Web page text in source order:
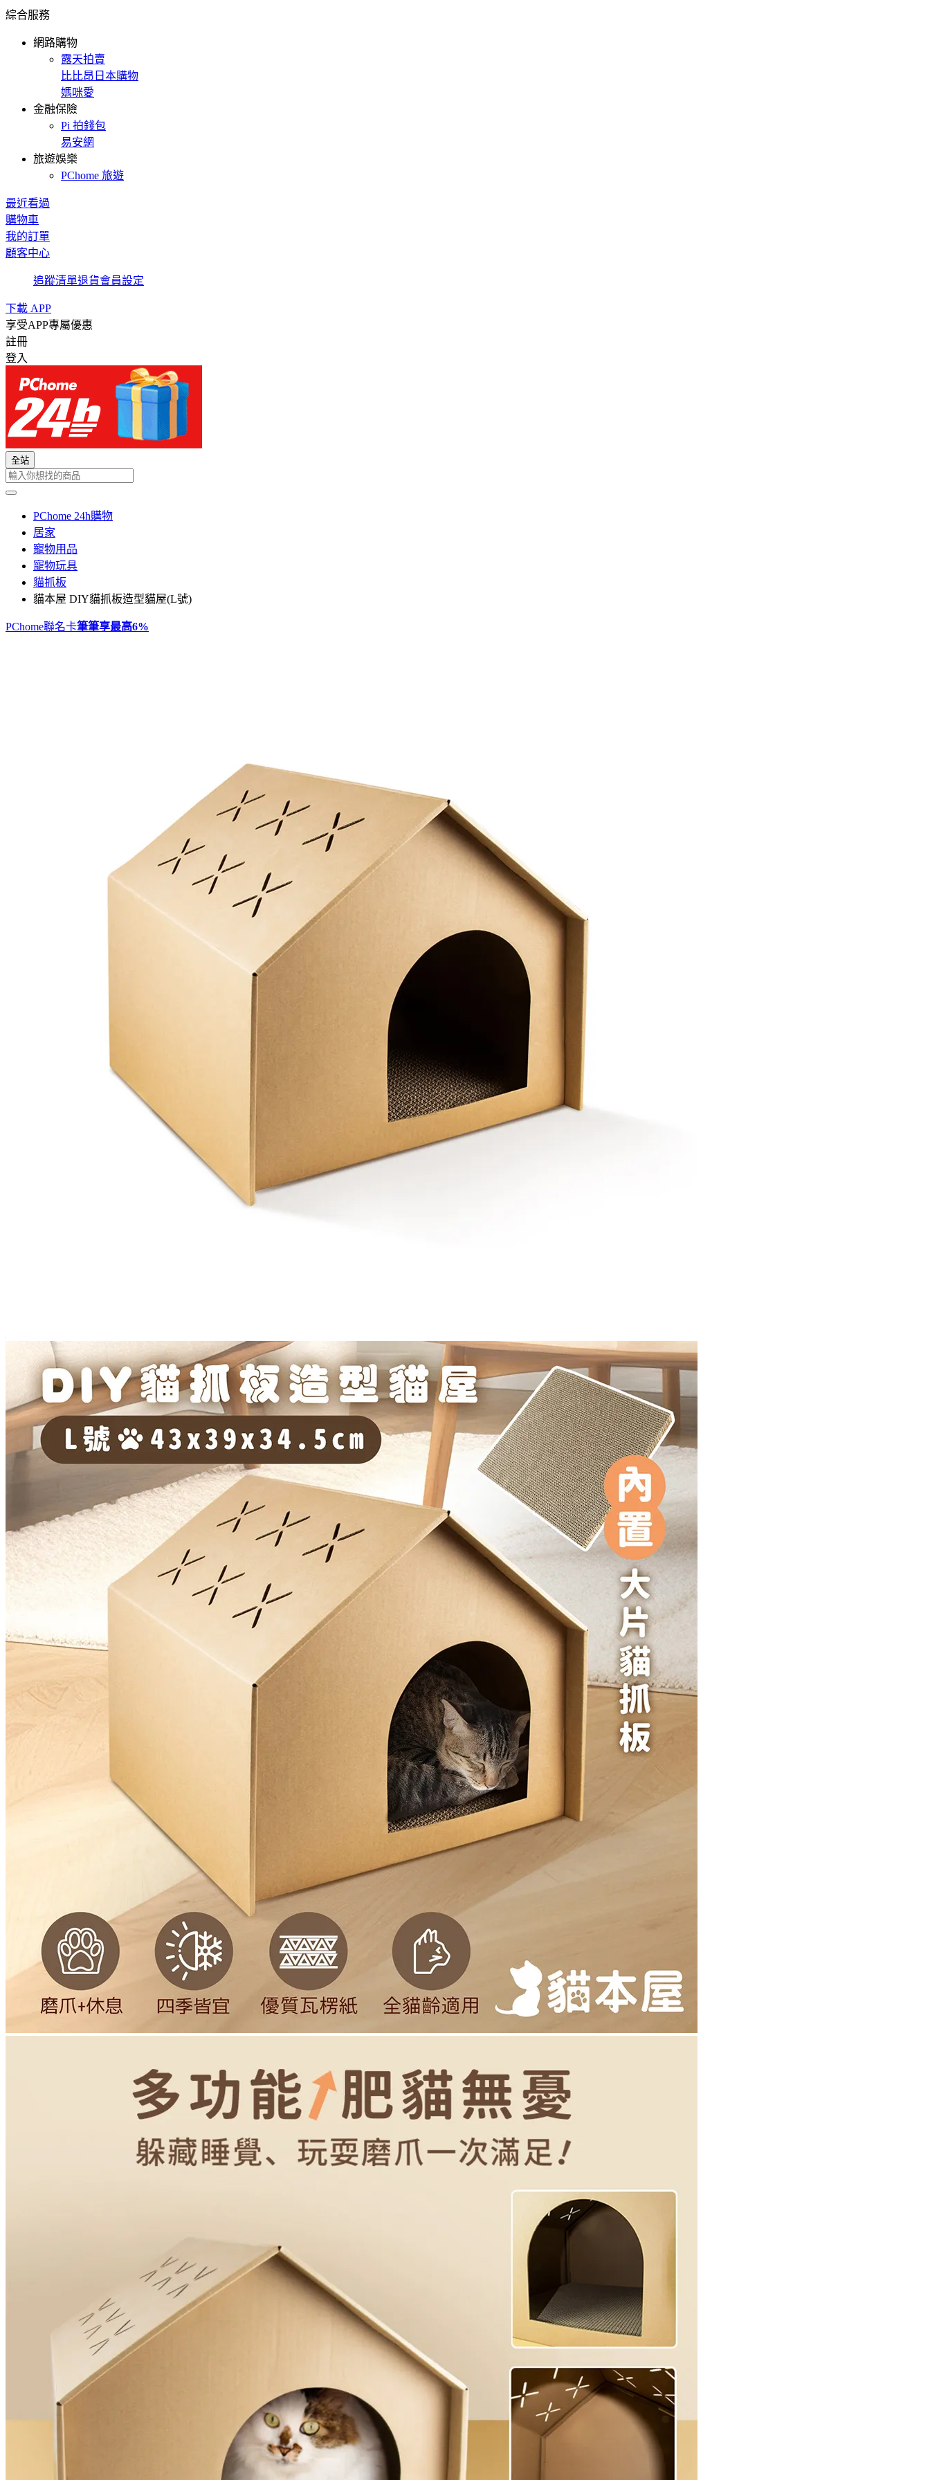
綜合服務
網路購物
露天拍賣
比比昂日本購物
媽咪愛
金融保險
Pi 拍錢包
易安網
旅遊娛樂
PChome 旅遊
最近看過
購物車
我的訂單
顧客中心
追蹤清單退貨會員設定
下載 APP
享受APP專屬優惠
註冊
登入
全站
PChome 24h購物
居家
寵物用品
寵物玩具
貓抓板
貓本屋 DIY貓抓板造型貓屋(L號)
PChome聯名卡筆筆享最高6%